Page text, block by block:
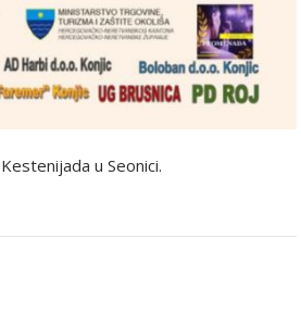
u Seonici.